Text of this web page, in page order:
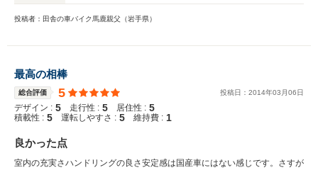
投稿者：田舎の車バイク馬鹿親父（岩手県）
最高の相棒
総合評価 5 投稿日： 2014年03 月06日
デザイン : 5 走行性 : 5 居住性 : 5
積載性 : 5 運転しやすさ : 5 維持費 : 1
良かった点
室内の充実さハンドリングの良さ安定感は国産車にはない感じです。さすが